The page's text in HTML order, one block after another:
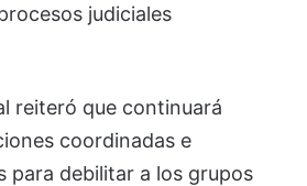
judiciales
reiteró que continuará
coordinadas e
para debilitar a los grupos